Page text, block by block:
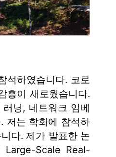
석하였습니다. 코로
흥이 새로웠습니다.
닝, 네트워크 임베
저는 학회에 참석하
다. 제가 발표한 논
Large-Scale Real-